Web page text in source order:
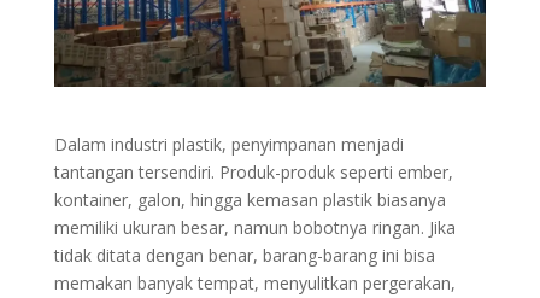
Dalam industri plastik, penyimpanan menjadi
tantangan tersendiri. Produk-produk seperti ember,
kontainer, galon, hingga kemasan plastik biasanya
memiliki ukuran besar, namun bobotnya ringan. Jika
tidak ditata dengan benar, barang-barang ini bisa
memakan banyak tempat, menyulitkan pergerakan,